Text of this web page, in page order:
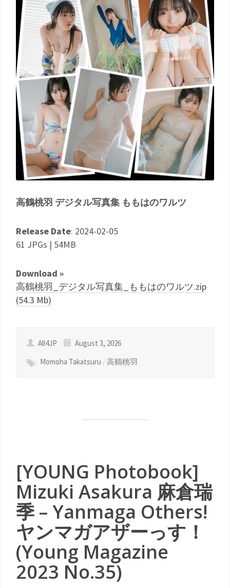
高鶴桃羽 デジタル写真集 ももはのワルツ
Release Date: 2024-02-05
61 JPGs | 54MB
Download »
高鶴桃羽_デジタル写真集_ももはのワルツ.zip
(54.3 Mb)
All4JP
August 3, 2026
Momoha Takatsuru /高鶴桃羽
[YOUNG Photobook]
Mizuki Asakura 麻倉瑞
季 – Yanmaga Others!
ヤンマガアザーっす！
(Young Magazine
2023 No.35)